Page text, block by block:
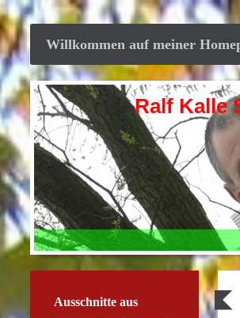
Willkommen auf meiner
Ralf Kalle Skala
Ausschnitte aus